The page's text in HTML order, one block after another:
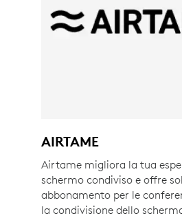
AIRTAME
Airtame migliora la tua
schermo condiviso e offre
abbonamento per le
la condivisione dello